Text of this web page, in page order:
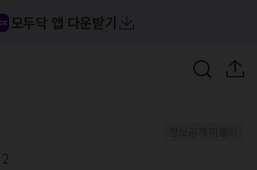
모두닥 앱 다운받기
2